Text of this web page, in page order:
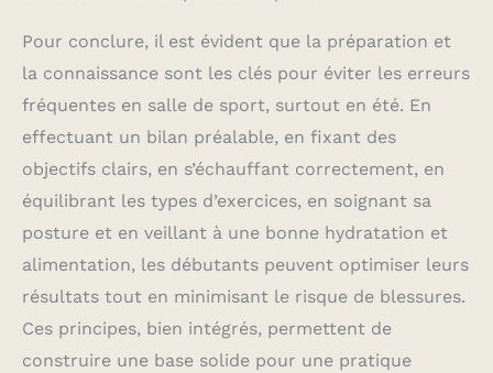
Pour conclure, il est évident que la préparation et
la connaissance sont les clés pour éviter les erreurs
fréquentes en salle de sport, surtout en été. En
effectuant un bilan préalable, en fixant des
objectifs clairs, en s’échauffant correctement, en
équilibrant les types d’exercices, en soignant sa
posture et en veillant à une bonne hydratation et
alimentation, les débutants peuvent optimiser leurs
résultats tout en minimisant le risque de blessures.
Ces principes, bien intégrés, permettent de
construire une base solide pour une pratique